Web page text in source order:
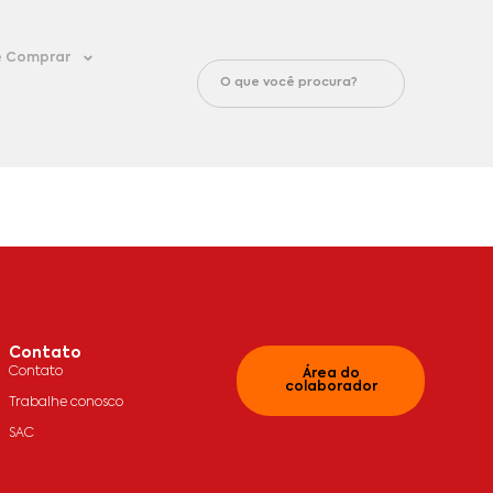
Comprar
Contato
Contato
Trabalhe conosco
SAC
Área do
colaborador